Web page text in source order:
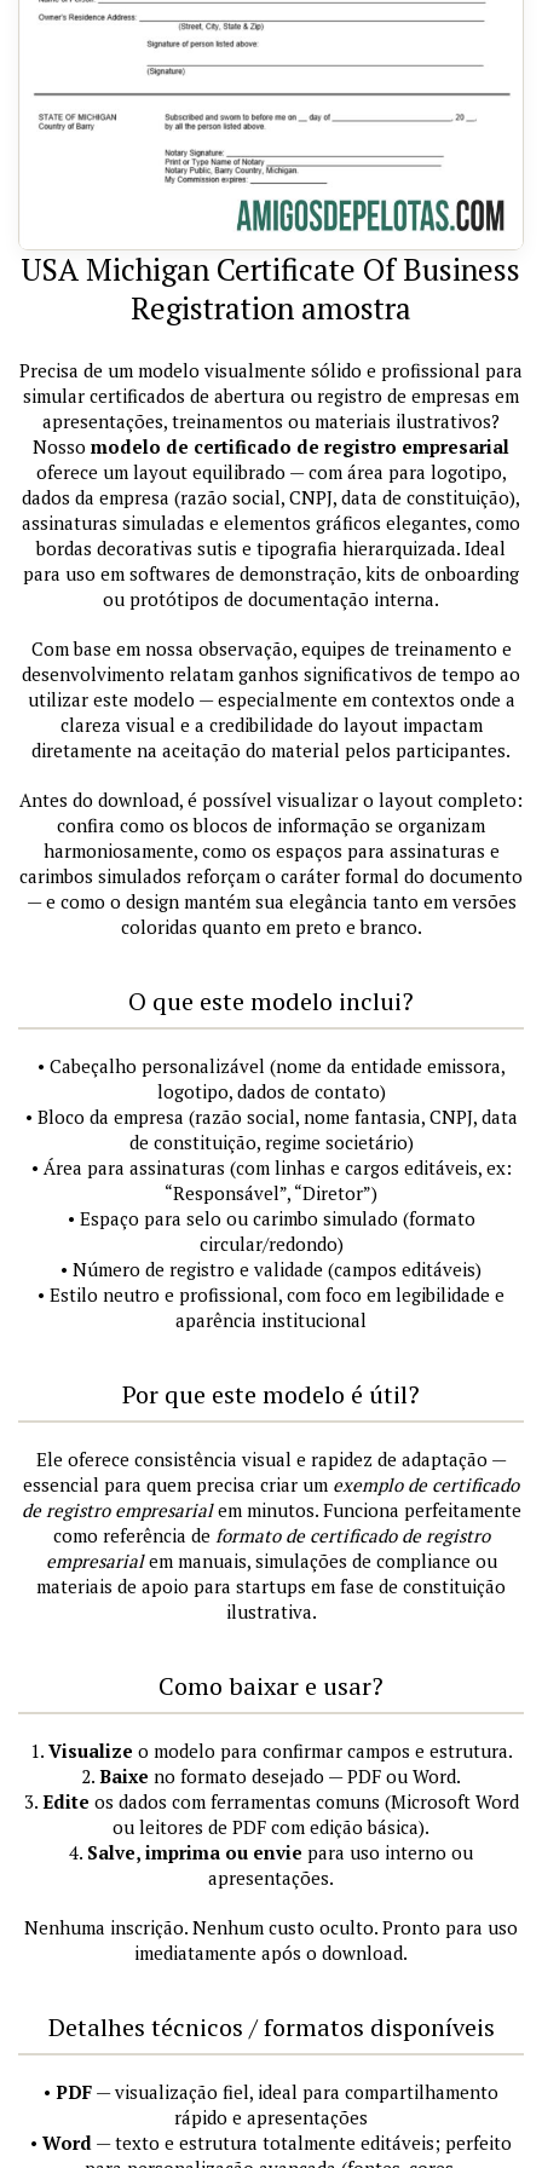
USA Michigan Certificate Of Business
Registration amostra
Precisa de um modelo visualmente sólido e profissional para
simular certificados de abertura ou registro de empresas em
apresentações, treinamentos ou materiais ilustrativos?
Nosso modelo de certificado de registro empresarial
oferece um layout equilibrado — com área para logotipo,
dados da empresa (razão social, CNPJ, data de constituição),
assinaturas simuladas e elementos gráficos elegantes, como
bordas decorativas sutis e tipografia hierarquizada. Ideal
para uso em softwares de demonstração, kits de onboarding
ou protótipos de documentação interna.
Com base em nossa observação, equipes de treinamento e
desenvolvimento relatam ganhos significativos de tempo ao
utilizar este modelo — especialmente em contextos onde a
clareza visual e a credibilidade do layout impactam
diretamente na aceitação do material pelos participantes.
Antes do download, é possível visualizar o layout completo:
confira como os blocos de informação se organizam
harmoniosamente, como os espaços para assinaturas e
carimbos simulados reforçam o caráter formal do documento
— e como o design mantém sua elegância tanto em versões
coloridas quanto em preto e branco.
O que este modelo inclui?
• Cabeçalho personalizável (nome da entidade emissora,
logotipo, dados de contato)
• Bloco da empresa (razão social, nome fantasia, CNPJ, data
de constituição, regime societário)
• Área para assinaturas (com linhas e cargos editáveis, ex:
“Responsável”, “Diretor”)
• Espaço para selo ou carimbo simulado (formato
circular/redondo)
• Número de registro e validade (campos editáveis)
• Estilo neutro e profissional, com foco em legibilidade e
aparência institucional
Por que este modelo é útil?
Ele oferece consistência visual e rapidez de adaptação —
essencial para quem precisa criar um exemplo de certificado
de registro empresarialem minutos. Funciona perfeitamente
como referência de formato de certificado de registro
empresarialem manuais, simulações de compliance ou
materiais de apoio para startups em fase de constituição
ilustrativa.
Como baixar e usar?
1. Visualize o modelo para confirmar campos e estrutura.
2. Baixe no formato desejado — PDF ou Word.
3. Edite os dados com ferramentas comuns (Microsoft Word
ou leitores de PDF com edição básica).
4. Salve, imprima ou envie para uso interno ou
apresentações.
Nenhuma inscrição. Nenhum custo oculto. Pronto para uso
imediatamente após o download.
Detalhes técnicos / formatos disponíveis
• PDF — visualização fiel, ideal para compartilhamento
rápido e apresentações
• Word — texto e estrutura totalmente editáveis; perfeito